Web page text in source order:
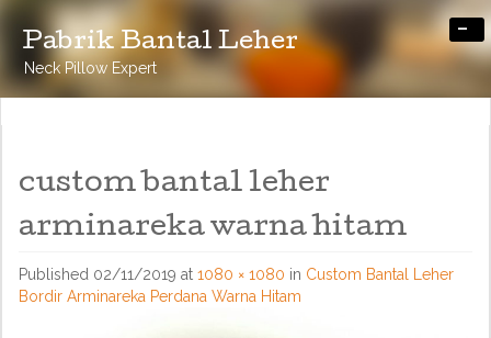
Pabrik Bantal Leher
Neck Pillow Expert
-
custom bantal leher
arminareka warna hitam
Published 02/11/2019 at 1080 × 1080 in Custom Bantal Leher
Bordir Arminareka Perdana Warna Hitam